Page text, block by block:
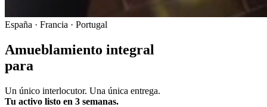
España · Francia · Portugal
Amueblamiento integral
para
Un único interlocutor. Una única entrega.
Tu activo listo en 3 semanas.